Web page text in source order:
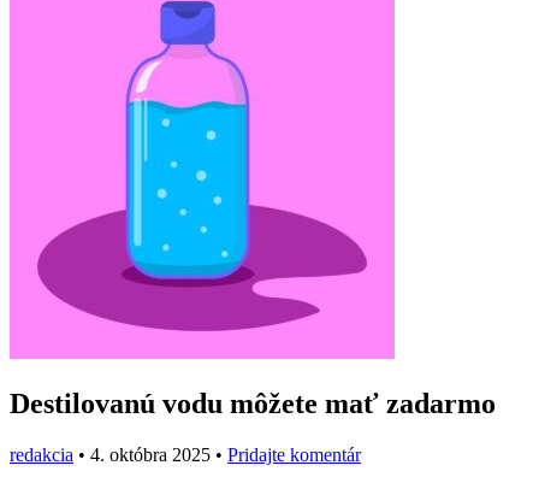
Destilovanú vodu môžete mať zadarmo
redakcia • 4. októbra 2025 • Pridajte komentár